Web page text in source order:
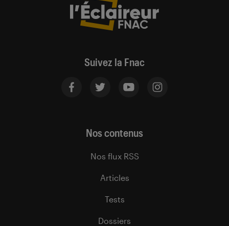
Suivez la Fnac
Nos contenus
Nos flux RSS
Articles
Tests
Dossiers